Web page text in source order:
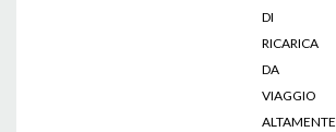
DI
RICARICA
DA
VIAGGIO
ALTAMENTE